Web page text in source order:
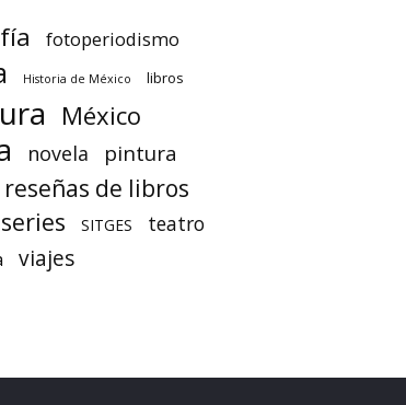
fotoperiodismo
Historia de México libros
México
novela pintura
reseñas de libros
series SITGES teatro
viajes